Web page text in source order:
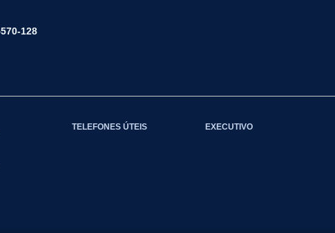
128
TELEFONES ÚTEIS EXECUTIVO